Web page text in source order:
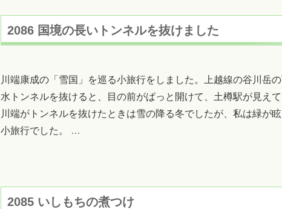
2086 国境の長いトンネルを抜けました
川端康成の「雪国」を巡る小旅行をしました。上越線の谷川岳
水トンネルを抜けると、目の前がぱっと開けて、土樽駅が見えて
川端がトンネルを抜けたときは雪の降る冬でしたが、私は緑が
小旅行でした。
…
2085 いしもちの煮つけ